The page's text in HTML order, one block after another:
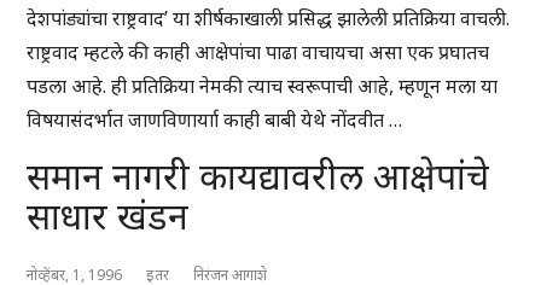
देशपांड्यांचा राष्ट्रवाद’ या शीर्षकाखाली प्रसिद्ध झालेली प्रतिक्रिया वाचली.
राष्ट्रवाद म्हटले की काही आक्षेपांचा पाढा वाचायचा असा एक प्रघातच
पडला आहे. ही प्रतिक्रिया नेमकी त्याच स्वरूपाची आहे, म्हणून मला या
विषयासंदर्भात जाणविणार्याा काही बाबी येथे नोंदवीत …
समान नागरी कायद्यावरील आक्षेपांचे
साधार खंडन
नोव्हेंबर, 1, 1996 इतर निरंजन आगाशे